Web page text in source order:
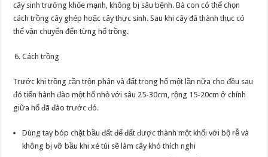
cây sinh trưởng khỏe mạnh, không bị sâu bệnh. Bà con có thể chọn
cách trồng cây ghép hoặc cây thực sinh. Sau khi cây đã thành thục có
thể vận chuyển đến từng hố trồng.
Cách trồng
Trước khi trồng cần trộn phân và đất trong hố một lần nữa cho đều sau
đó tiến hành đào một hố nhỏ với sâu 25-30cm, rộng 15-20cm ở chính
giữa hố đã đào trước đó.
Dùng tay bóp chặt bầu đất để đất được thành một khối với bộ rễ và
không bị vỡ bầu khi xé túi sẽ làm cây khó thích nghi